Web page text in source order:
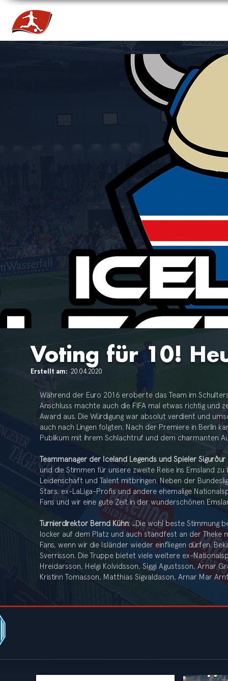
Voting für 10!
Erstellt am: 20.04.2020
Während der Euro 2016 eroberte das Team im
Anschluss machte auch die FIFA mal etwas richtig und
Award aus. Die Würdigung war absolut verdient und
auch nach Lingen folgten. Nach der Premiere in Berlin
Publikum mit ihrem Schlachtruf und dem charmanten
Teammanager der Iceland Legends und Spieler Sigurður
und die Stimmen für unsere zweite Reise ins Emsland
Leidenschaft und Talent mitbringen. Neben der
Stars, ex-LaLiga-Profis und andere ehemalige
Fans und wir eine gute Zeit in der wunderschönen
Turnierdirektor Bernd Kühn: „Die wohl beste Stimmung
locker auf dem Platz und auch standfest an der Theke
Fans, wenn wir die Isländer wieder einfliegen dürfen.
Sverrisson. Die Truppe bietet viele weitere ex-
Hreidarsson, Helgi Kolvidsson, Siggi Agustsson, Arnar
Kristinn Tomasson, Matthias Sigvaldason, Arnar Mar